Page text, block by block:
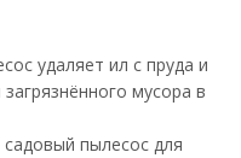
удаляет ил с пруда и
мусора в
пылесос для